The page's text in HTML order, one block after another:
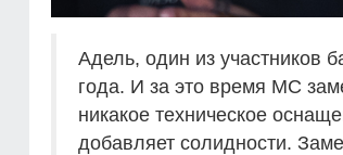
Адель, один из участников
года. И за это время MC
никакое техническое
добавляет солидности.